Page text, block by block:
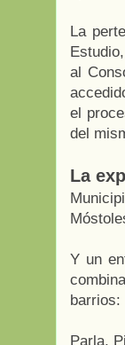
La
al
el
del
La
Y un
barrios:
Parla,